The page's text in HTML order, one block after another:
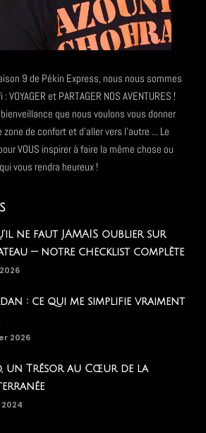
9 de Pékin Express, nous nous sommes
et PARTAGER NOS AVENTURES !
que nous voulons vous donner
zone de confort et d'aller vers l'autre ... Le
VOUS inspirer à faire la même chose ou
vous rendra heureux !
ne faut JAMAIS oublier sur
— notre checklist complète
: ce qui me simplifie vraiment
2026
un Trésor au Cœur de la
2024